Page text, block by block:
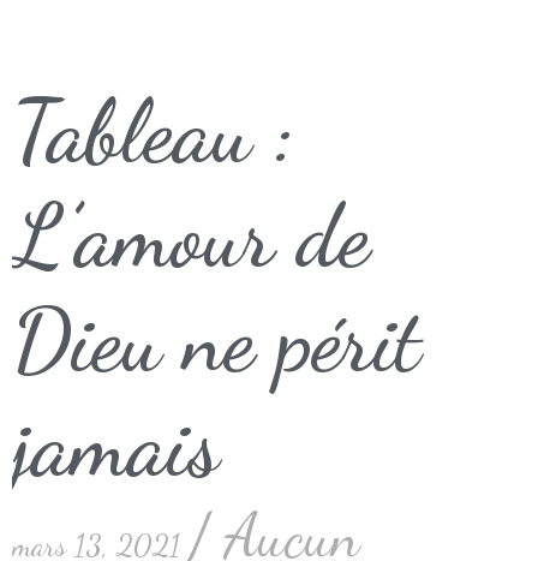
Tableau :
L’amour de
Dieu ne périt
jamais
mars 13, 2021 Aucun